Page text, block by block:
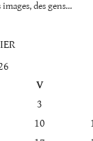
des gens…
V
3
10